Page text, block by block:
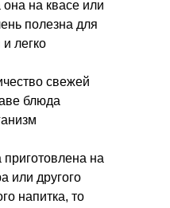
она на квасе или
полезна для
легко
свежей
блюда
на
или другого
напитка, то